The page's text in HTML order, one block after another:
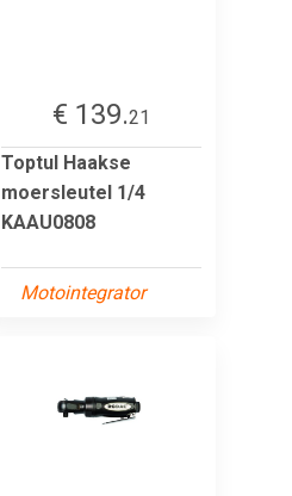
€ 139.21
Toptul Haakse
moersleutel 1/4
KAAU0808
Motointegrator